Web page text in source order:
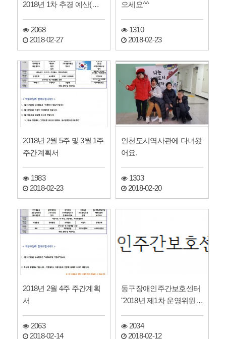
2018년 1차 추경 예산(안)
2068
2018-02-27
으세요^^
1310
2018-02-23
2018년 2월 5주 및 3월 1주
주간계획서
1983
2018-02-23
인천도시역사관에 다녀왔
어요.
1303
2018-02-20
2018년 2월 4주 주간계획
서
2063
2018-02-14
동구장애인주간보호센터
"2018년 제1차 운영위원
2034
2018-02-12